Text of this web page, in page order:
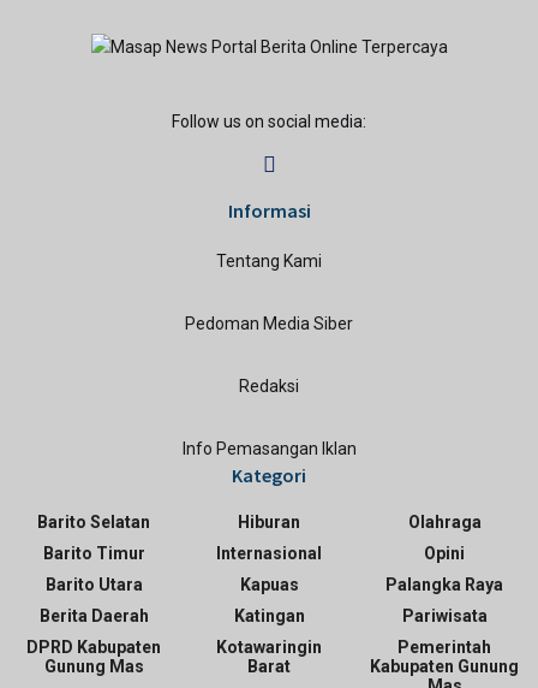
Follow us on social media:
Informasi
Tentang Kami
Pedoman Media Siber
Redaksi
Info Pemasangan Iklan
Kategori
Barito Selatan
Barito Timur
Barito Utara
Berita Daerah
DPRD Kabupaten
Gunung Mas
Hiburan
Internasional
Kapuas
Katingan
Kotawaringin
Barat
Olahraga
Opini
Palangka Raya
Pariwisata
Pemerintah
Kabupaten Gunung